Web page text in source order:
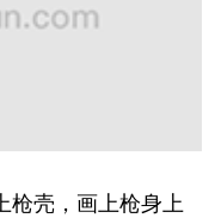
壳，画上枪身上